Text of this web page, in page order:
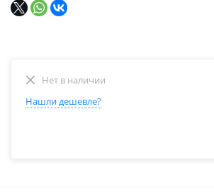
Нет в наличии
Нашли дешевле?